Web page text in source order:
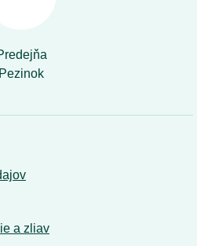
Pezinok
a zliav